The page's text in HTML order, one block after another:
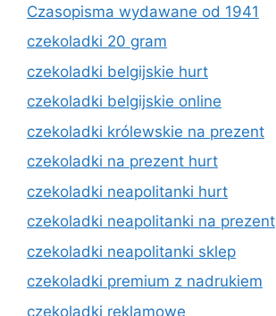
Czasopisma wydawane od 1941
czekoladki 20 gram
czekoladki belgijskie hurt
czekoladki belgijskie online
czekoladki królewskie na prezent
czekoladki na prezent hurt
czekoladki neapolitanki hurt
czekoladki neapolitanki na prezent
czekoladki neapolitanki sklep
czekoladki premium z nadrukiem
czekoladki reklamowe